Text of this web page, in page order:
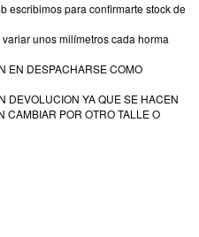
escribimos para confirmarte stock de
unos milímetros cada horma
EN DESPACHARSE COMO
DEVOLUCION YA QUE SE HACEN
CAMBIAR POR OTRO TALLE O